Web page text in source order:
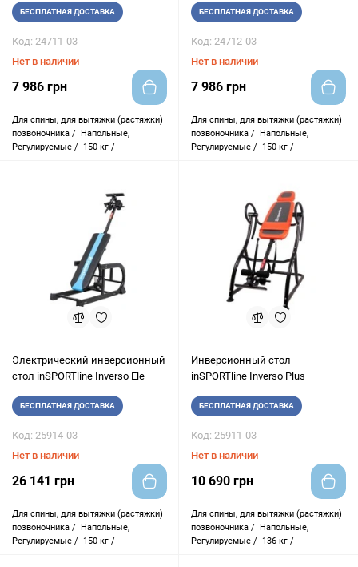
БЕСПЛАТНАЯ ДОСТАВКА
Код: 24711-03
Нет в наличии
7 986 грн
Для спины, для вытяжки (растяжки)
позвоночника / Напольные,
Регулируемые /
150 кг /
БЕСПЛАТНАЯ ДОСТАВКА
Код: 24712-03
Нет в наличии
7 986 грн
Для спины, для вытяжки (растяжки)
позвоночника / Напольные,
Регулируемые /
150 кг /
Электрический инверсионный
стол inSPORTline Inverso Ele
БЕСПЛАТНАЯ ДОСТАВКА
Код: 25914-03
Нет в наличии
26 141 грн
Для спины, для вытяжки (растяжки)
позвоночника / Напольные,
Регулируемые /
150 кг /
Инверсионный стол
inSPORTline Inverso Plus
БЕСПЛАТНАЯ ДОСТАВКА
Код: 25911-03
Нет в наличии
10 690 грн
Для спины, для вытяжки (растяжки)
позвоночника / Напольные,
Регулируемые /
136 кг /